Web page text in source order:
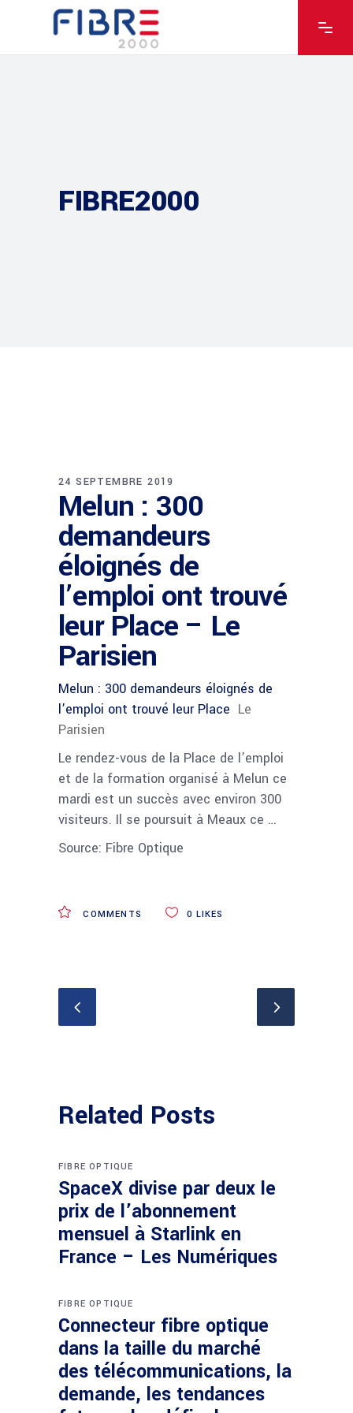
FIBRE2000
24 SEPTEMBRE 2019
Melun : 300
demandeurs
éloignés de
l’emploi ont trouvé
leur Place – Le
Parisien
Melun : 300 demandeurs éloignés de
l’emploi ont trouvé leur Place Le
Parisien
Le rendez-vous de la Place de l’emploi
et de la formation organisé à Melun ce
mardi est un succès avec environ 300
visiteurs. Il se poursuit à Meaux ce …
Source: Fibre Optique
COMMENTS 0 LIKES
Related Posts
FIBRE OPTIQUE
SpaceX divise par deux le
prix de l’abonnement
mensuel à Starlink en
France – Les Numériques
FIBRE OPTIQUE
Connecteur fibre optique
dans la taille du marché
des télécommunications, la
demande, les tendances